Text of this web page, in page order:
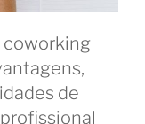
coworking
de